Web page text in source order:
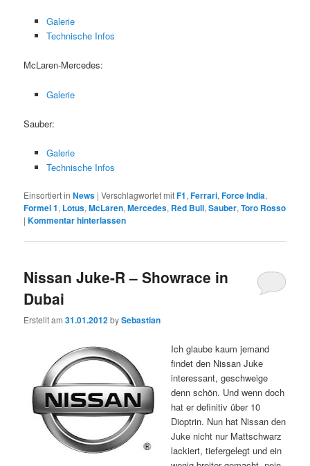
Galerie
Technische Infos
McLaren-Mercedes:
Galerie
Sauber:
Galerie
Technische Infos
Einsortiert in News |Verschlagwortet mitF1,Ferrari,Force India,
Formel 1, Lotus,McLaren,Mercedes, Red Bull,Sauber,Toro Rosso
|Kommentar hinterlassen
Nissan Juke-R – Showrace in
Dubai
Erstellt am31.01.2012bySebastian
Ich glaube kaum jemand
findet den Nissan Juke
interessant, geschweige
denn schön. Und wenn doch
hat er definitiv über 10
Dioptrin. Nun hat Nissan den
Juke nicht nur Mattschwarz
lackiert, tiefergelegt und ein